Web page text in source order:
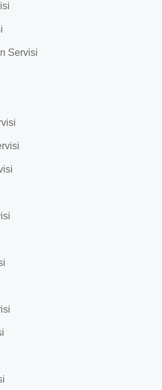
Servisi